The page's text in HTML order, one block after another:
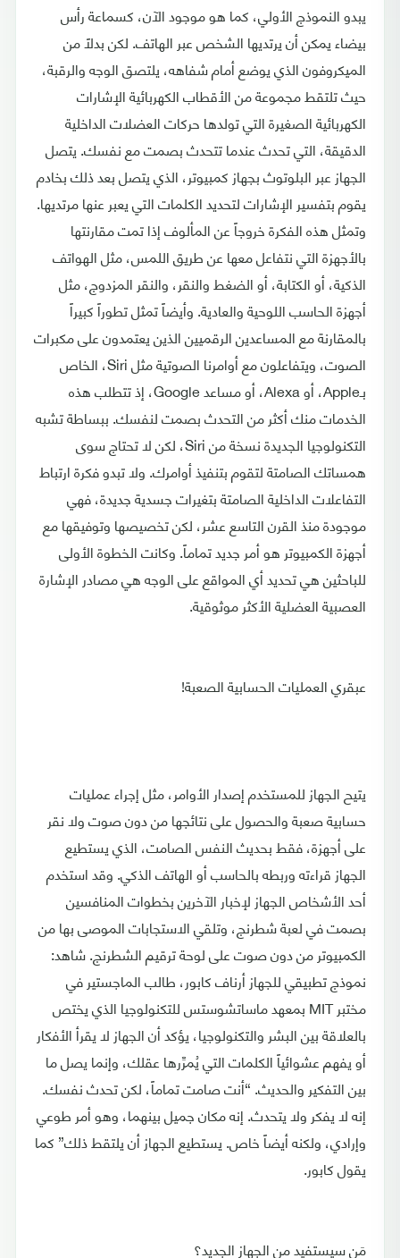
يبدو النموذج الأولي، كما هو موجود الآن، كسماعة رأس
بيضاء يمكن أن يرتديها الشخص عبر الهاتف. لكن بدلاً من
الميكروفون الذي يوضع أمام شفاهه، يلتصق الوجه والرقبة،
حيث تلتقط مجموعة من الأقطاب الكهربائية الإشارات
الكهربائية الصغيرة التي تولدها حركات العضلات الداخلية
الدقيقة، التي تحدث عندما تتحدث بصمت مع نفسك. يتصل
الجهاز عبر البلوتوث بجهاز كمبيوتر، الذي يتصل بعد ذلك بخادم
يقوم بتفسير الإشارات لتحديد الكلمات التي يعبر عنها مرتديها.
وتمثل هذه الفكرة خروجاً عن المألوف إذا تمت مقارنتها
بالأجهزة التي نتفاعل معها عن طريق اللمس، مثل الهواتف
الذكية، أو الكتابة، أو الضغط والنقر، والنقر المزدوج، مثل
أجهزة الحاسب اللوحية والعادية. وأيضاً تمثل تطوراً كبيراً
بالمقارنة مع المساعدين الرقميين الذين يعتمدون على مكبرات
الصوت، ويتفاعلون مع أوامرنا الصوتية مثل Siri، الخاص
بـApple، أو Alexa، أو مساعد Google، إذ تتطلب هذه
الخدمات منك أكثر من التحدث بصمت لنفسك. ببساطة تشبه
التكنولوجيا الجديدة نسخة من Siri، لكن لا تحتاج سوى
همساتك الصامتة لتقوم بتنفيذ أوامرك. ولا تبدو فكرة ارتباط
التفاعلات الداخلية الصامتة بتغيرات جسدية جديدة، فهي
موجودة منذ القرن التاسع عشر، لكن تخصيصها وتوفيقها مع
أجهزة الكمبيوتر هو أمر جديد تماماً. وكانت الخطوة الأولى
للباحثين هي تحديد أي المواقع على الوجه هي مصادر الإشارة
العصبية العضلية الأكثر موثوقية.
عبقري العمليات الحسابية الصعبة!
يتيح الجهاز للمستخدم إصدار الأوامر، مثل إجراء عمليات
حسابية صعبة والحصول على نتائجها من دون صوت ولا نقر
على أجهزة، فقط بحديث النفس الصامت، الذي يستطيع
الجهاز قراءته وربطه بالحاسب أو الهاتف الذكي. وقد استخدم
أحد الأشخاص الجهاز لإخبار الآخرين بخطوات المنافسين
بصمت في لعبة شطرنج، وتلقي الاستجابات الموصى بها من
الكمبيوتر من دون صوت على لوحة ترقيم الشطرنج. شاهد:
نموذج تطبيقي للجهاز أرناف كابور، طالب الماجستير في
مختبر MIT بمعهد ماساتشوستس للتكنولوجيا الذي يختص
بالعلاقة بين البشر والتكنولوجيا، يؤكد أن الجهاز لا يقرأ الأفكار
أو يفهم عشوائياً الكلمات التي يُمرِّرها عقلك، وإنما يصل ما
بين التفكير والحديث. “أنت صامت تماماً، لكن تحدث نفسك.
إنه لا يفكر ولا يتحدث. إنه مكان جميل بينهما، وهو أمر طوعي
وإرادي، ولكنه أيضاً خاص. يستطيع الجهاز أن يلتقط ذلك” كما
يقول كابور.
مَن سيستفيد من الجهاز الجديد؟